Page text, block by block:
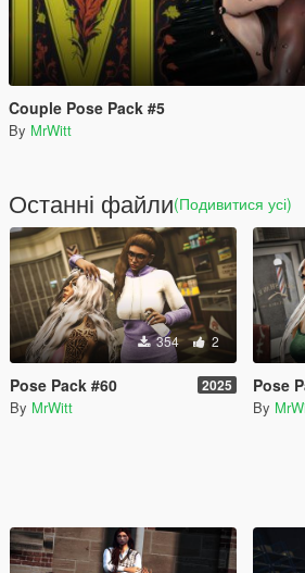
Couple Pose Pack #5
By MrWitt
Останні файли(Подивитися усі)
354 2
Pose Pack #60 2025
By MrWitt
Pose
By